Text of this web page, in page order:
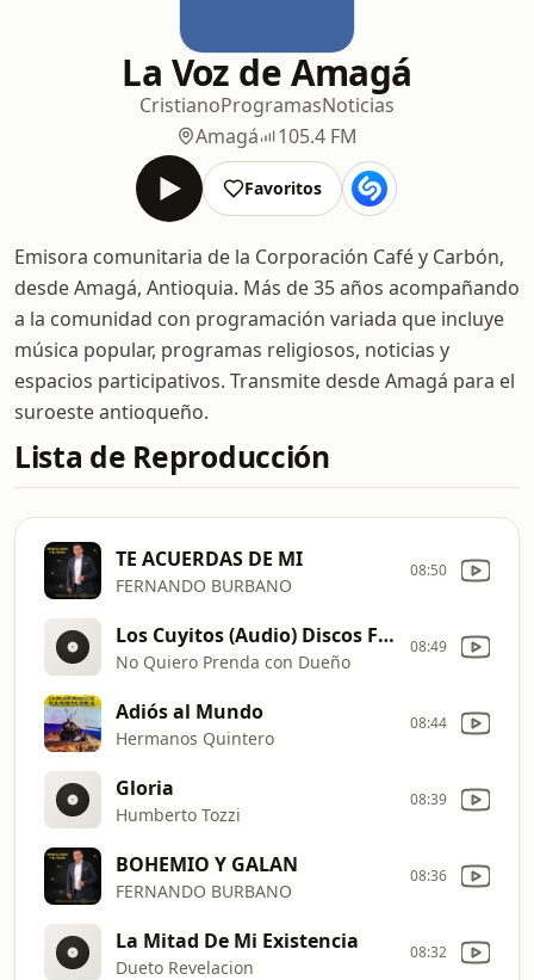
La Voz de Amagá
CristianoProgramasNoticias
Amagá
105.4 FM
Favoritos
Emisora comunitaria de la Corporación Café y Carbón,
desde Amagá, Antioquia. Más de 35 años acompañando
a la comunidad con programación variada que incluye
música popular, programas religiosos, noticias y
espacios participativos. Transmite desde Amagá para el
suroeste antioqueño.
Lista de Reproducción
TE ACUERDAS DE MI
FERNANDO BURBANO
08:50
Los Cuyitos (Audio) Discos Fuentes
No Quiero Prenda con Dueño
08:49
Adiós al Mundo
Hermanos Quintero
08:44
Gloria
Humberto Tozzi
08:39
BOHEMIO Y GALAN
FERNANDO BURBANO
08:36
La Mitad De Mi Existencia
Dueto Revelacion
08:32